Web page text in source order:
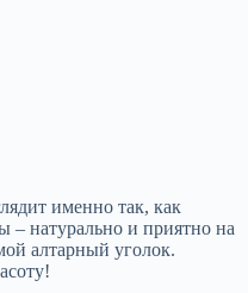
именно так, как
– натурально и приятно на
алтарный уголок.